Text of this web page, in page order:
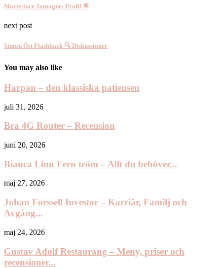
Marie-luce Jamagne: Profil 🌟
next post
Simon Öst Flashback 🔍 Diskussioner
You may also like
Harpan – den klassiska patiensen
juli 31, 2026
Bra 4G Router – Recension
juni 20, 2026
Bianca Linn Fern tröm – Allt du behöver...
maj 27, 2026
Johan Forssell Investor – Karriär, Familj och
Avgång...
maj 24, 2026
Gustav Adolf Restaurang – Meny, priser och
recensioner...